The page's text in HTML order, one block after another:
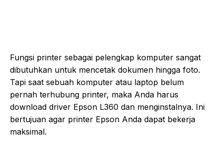
Fungsi printer sebagai pelengkap komputer sangat
dibutuhkan untuk mencetak dokumen hingga foto.
Tapi saat sebuah komputer atau laptop belum
pernah terhubung printer, maka Anda harus
download driver Epson L360 dan menginstalnya. Ini
bertujuan agar printer Epson Anda dapat bekerja
maksimal.